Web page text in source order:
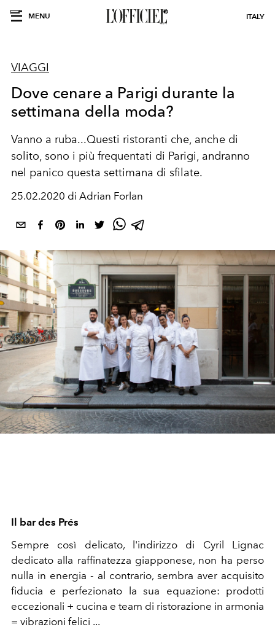
MENU ITALY
VIAGGI
Dove cenare a Parigi durante la
settimana della moda?
Vanno a ruba...Questi ristoranti che, anche di
solito, sono i più frequentati di Parigi, andranno
nel panico questa settimana di sfilate.
25.02.2020 di Adrian Forlan
Il bar des Prés
Sempre così delicato, l'indirizzo di Cyril Lignac
dedicato alla raffinatezza giapponese, non ha perso
nulla in energia - al contrario, sembra aver acquisito
fiducia e perfezionato la sua equazione: prodotti
eccezionali + cucina e team di ristorazione in armonia
= vibrazioni felici ...